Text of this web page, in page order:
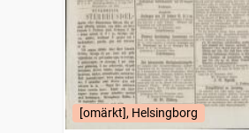
[omärkt], Helsingborg